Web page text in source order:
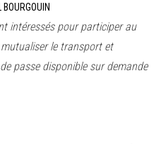
intéressés pour participer au
le transport et
passe disponible sur demande